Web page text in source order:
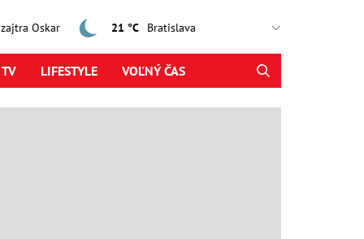
Oskar 21 °C
LIFESTYLE VOĽNÝ ČAS